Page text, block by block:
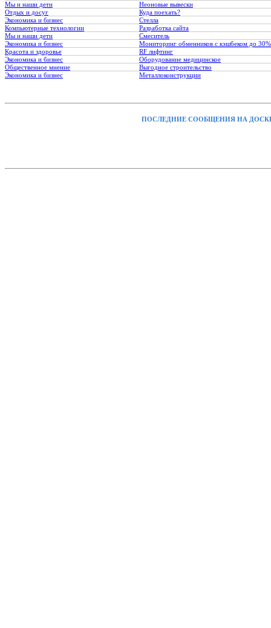
Мы и наши дети
Неоновые вывески
Отдых и досуг
Куда поехать?
Экономика и бизнес
Стелла
Компьютерные технологии
Разработка сайта
Мы и наши дети
Смеситель
Экономика и бизнес
Мониторинг обменников с кэшбеком до 30%
Красота и здоровье
RF лифтинг
Экономика и бизнес
Оборудование медицинское
Общественное мнение
Выгодное строительство
Экономика и бизнес
Металлоконструкции
ПОСЛЕДНИЕ СООБЩЕНИЯ НА